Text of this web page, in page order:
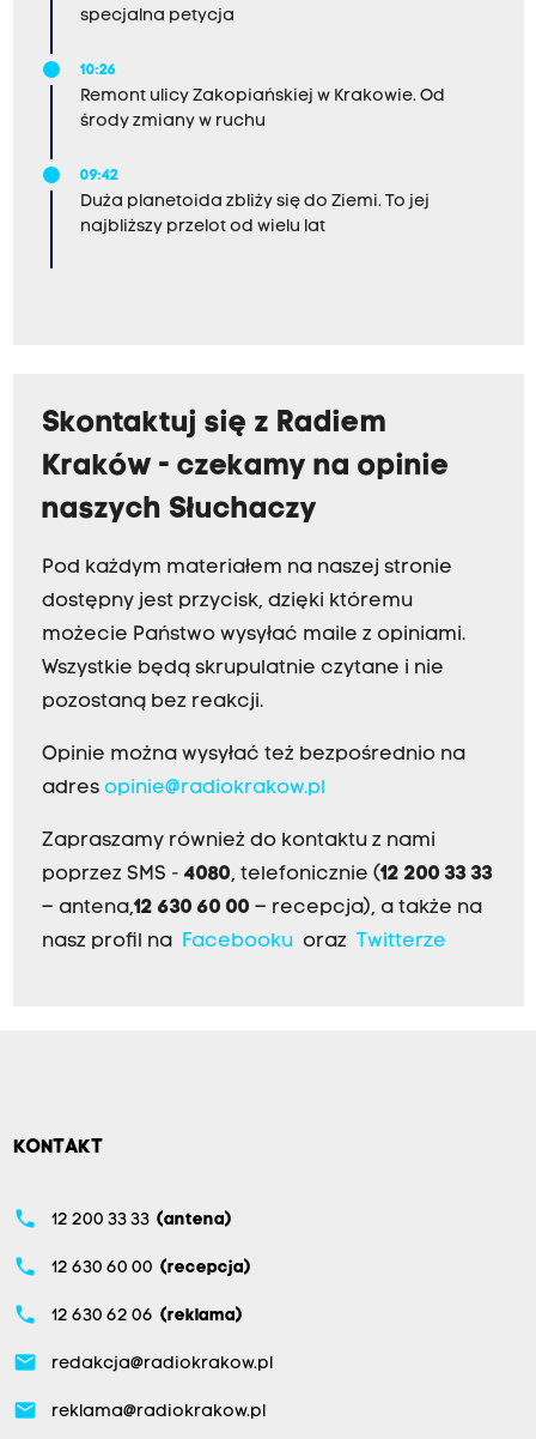
specjalna petycja
10:26
Remont ulicy Zakopiańskiej w Krakowie. Od
środy zmiany w ruchu
09:42
Duża planetoida zbliży się do Ziemi. To jej
najbliższy przelot od wielu lat
Skontaktuj się z Radiem
Kraków - czekamy na opinie
naszych Słuchaczy
Pod każdym materiałem na naszej stronie
dostępny jest przycisk, dzięki któremu
możecie Państwo wysyłać maile z opiniami.
Wszystkie będą skrupulatnie czytane i nie
pozostaną bez reakcji.
Opinie można wysyłać też bezpośrednio na
adres opinie@radiokrakow.pl
Zapraszamy również do kontaktu z nami
poprzez SMS - 4080, telefonicznie (12 200 33 33
– antena,12 630 60 00 – recepcja), a także na
nasz profil na Facebookuoraz Twitterze
KONTAKT
phone 12 200 33 33 (antena)
phone 12 630 60 00 (recepcja)
phone 12 630 62 06 (reklama)
email redakcja@radiokrakow.pl
email reklama@radiokrakow.pl